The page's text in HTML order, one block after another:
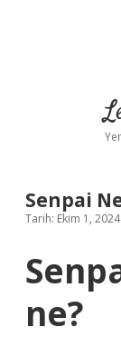
Senpai
Tarih: Ekim 1, 2024
ne?